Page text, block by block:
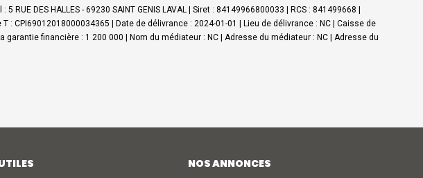
DES HALLES - 69230 SAINT GENIS LAVAL | Siret : 84149966800033 | RCS : 841499668 |
T : CPI69012018000034365 | Date de délivrance : 2024-01-01 | Lieu de délivrance : NC | Caisse de
financière : 1 200 000 | Nom du médiateur : NC | Adresse du médiateur : NC | Adresse du
NOS ANNONCES